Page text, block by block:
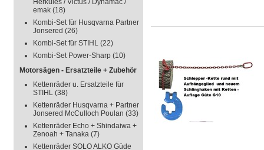
Herkules / Victus / Dynamac /
emak (18)
Kombi-Set für Husqvarna Partner
Jonsered (26)
Kombi-Set für STIHL (22)
Kombi-Set Power-Sharp (10)
Motorsägen - Ersatzteile + Zubehör
Kettenräder u. Ersatzteile für
STIHL (38)
Kettenräder Husqvarna + Partner
Jonsered McCulloch Poulan (33)
Kettenräder Echo + Shindaiwa +
Zenoah + Tanaka (7)
Kettenräder SOLO ALKO Güde